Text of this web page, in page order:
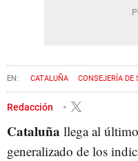
CATALUÑA CONSEJERÍA DE
Redacción
Cataluña llega al
generalizado de los